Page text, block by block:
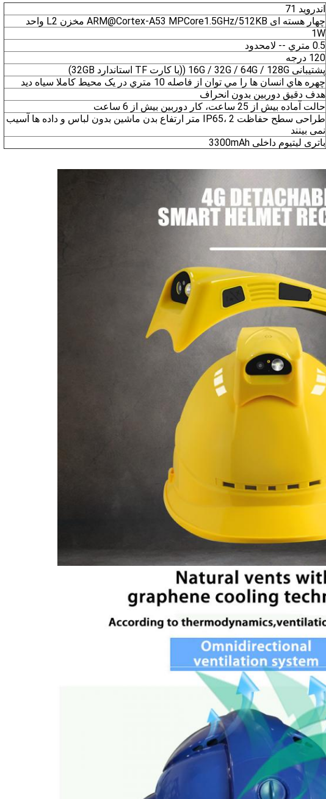
اندرويد 71
چهار هسته ای ARM@Cortex-A53 MPCore1.5GHz/512KB مخزن L2 واحد
1W
0.5 متري -- لامحدود
120 درجه
پشتیبانی 16G / 32G / 64G / 128G ((با کارت TF استاندارد 32GB)
چهره هاي انسان ها را مي توان از فاصله 10 متري در يک محیط کاملا سياه ديد
هدف دقیق دوربین بدون انحراف
حالت آماده بیش از 25 ساعت، کار دوربین بیش از 6 ساعت
طراحی سطح حفاظت IP65، 2 متر ارتفاع بدن ماشین بدون لباس و داده ها آسیب
نمی بینند
باتری لیتیوم داخلی 3300mAh